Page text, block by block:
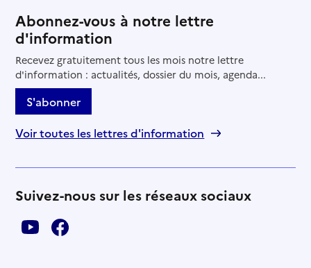
Abonnez-vous à notre lettre
d'information
Recevez gratuitement tous les mois notre lettre
d'information : actualités, dossier du mois, agenda...
S'abonner
Voir toutes les lettres d'information
Suivez-nous sur les réseaux sociaux